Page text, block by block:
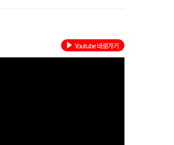
Youtube 바로가기